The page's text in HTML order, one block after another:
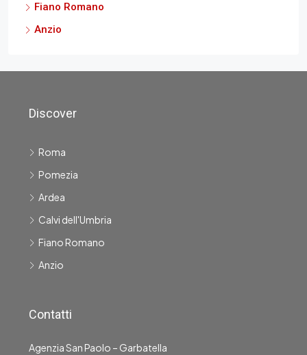
Fiano Romano
Anzio
Discover
Roma
Pomezia
Ardea
Calvi dell'Umbria
Fiano Romano
Anzio
Contatti
Agenzia San Paolo – Garbatella